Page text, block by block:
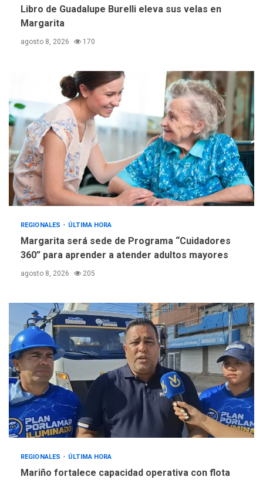
4
la altura de Macho Muerto
trabajan en diplomado para
creación y manejo de
estadísticas de turismo
Libro de Guadalupe Burelli eleva sus velas en
Margarita
agosto 8, 2026 170
REGIONALES ÚLTIMA HORA
Margarita será sede de Programa “Cuidadores
360” para aprender a atender adultos mayores
agosto 8, 2026 205
REGIONALES ÚLTIMA HORA
Mariño fortalece capacidad operativa con flota